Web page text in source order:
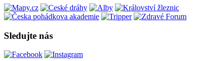
Sledujte nás